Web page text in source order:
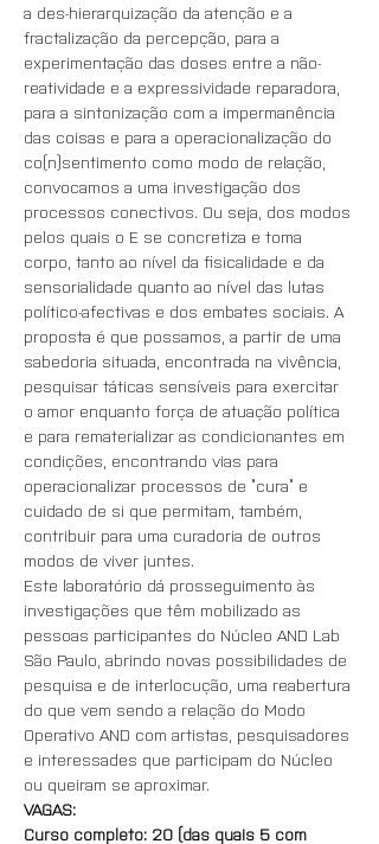
a des-hierarquização da atenção e a
fractalização da percepção, para a
experimentação das doses entre a não-
reatividade e a expressividade reparadora,
para a sintonização com a impermanência
das coisas e para a operacionalização do
co(n)sentimento como modo de relação,
convocamos a uma investigação dos
processos conectivos. Ou seja, dos modos
pelos quais o E se concretiza e toma
corpo, tanto ao nível da fisicalidade e da
sensorialidade quanto ao nível das lutas
político-afectivas e dos embates sociais. A
proposta é que possamos, a partir de uma
sabedoria situada, encontrada na vivência,
pesquisar táticas sensíveis para exercitar
o amor enquanto força de atuação política
e para rematerializar as condicionantes em
condições, encontrando vias para
operacionalizar processos de “cura” e
cuidado de si que permitam, também,
contribuir para uma curadoria de outros
modos de viver juntes.
Este laboratório dá prosseguimento às
investigações que têm mobilizado as
pessoas participantes do Núcleo AND Lab
São Paulo, abrindo novas possibilidades de
pesquisa e de interlocução, uma reabertura
do que vem sendo a relação do Modo
Operativo AND com artistas, pesquisadores
e interessades que participam do Núcleo
ou queiram se aproximar.
VAGAS:
Curso completo: 20 (das quais 5 com